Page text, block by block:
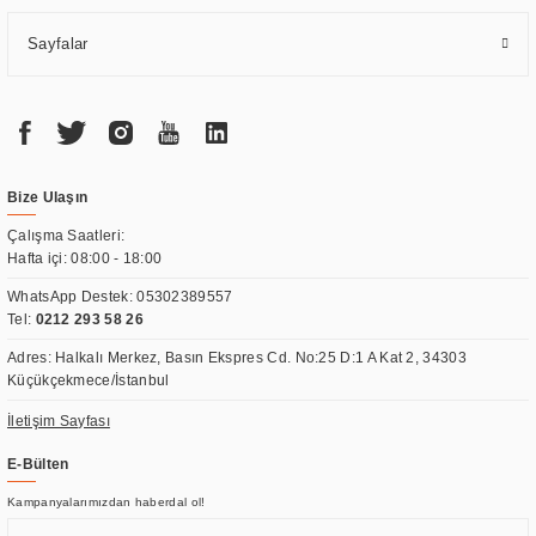
Sayfalar
Bize Ulaşın
Çalışma Saatleri:
Hafta içi: 08:00 - 18:00
WhatsApp Destek:05302389557
Tel: 0212 293 58 26
Adres: Halkalı Merkez, Basın Ekspres Cd. No:25 D:1 A Kat 2, 34303
Küçükçekmece/İstanbul
İletişim Sayfası
E-Bülten
Kampanyalarımızdan haberdal ol!